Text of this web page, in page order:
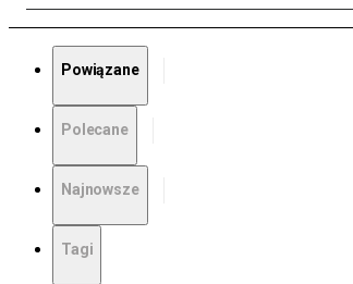
Powiązane
Polecane
Najnowsze
Tagi